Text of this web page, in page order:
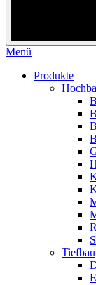
Menü
Produkte
Tiefbau